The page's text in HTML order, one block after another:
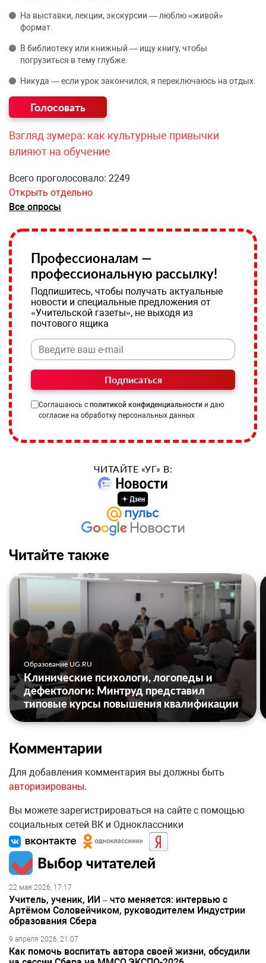
На выставки, лекции, экскурсии — люблю «живой»
формат.
В библиотеку или книжный — ищу книгу, чтобы
погрузиться в тему глубже.
Никуда — если урок закончился, я переключаюсь на отдых.
Взгляд зумера: как культурные привычки
влияют на обучение
Всего проголосовало: 2249
Открыть отдельно
Все опросы
Профессионалам —
профессиональную рассылку!
Подпишитесь, чтобы получать актуальные
новости и специальные предложения от
«Учительской газеты», не выходя из
почтового ящика
Подписаться
Соглашаюсь с политикой конфиденциальности и даю
согласие на обработку персональных данных
ЧИТАЙТЕ «УГ» В:
Читайте также
Образование UG.RU
Клинические психологи, логопеды и
дефектологи: Минтруд представил
типовые курсы повышения квалификации
Комментарии
Для добавления комментария вы должны быть
авторизированы.
Вы можете зарегистрироваться на сайте с помощью
социальных сетей ВК и Одноклассники
Выбор читателей
22 мая 2026, 17:17
Учитель, ученик, ИИ – что меняется: интервью с
Артёмом Соловейчиком, руководителем Индустрии
образования Сбера
9 апреля 2026, 21:07
Как помочь воспитать автора своей жизни, обсудили